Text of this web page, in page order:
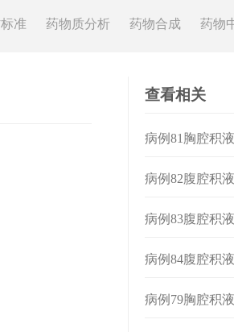
准 药物质分析 药物合成 药物
查看相关
病例81胸腔积
病例82腹腔积
病例83腹腔积
病例84腹腔积
病例79胸腔积